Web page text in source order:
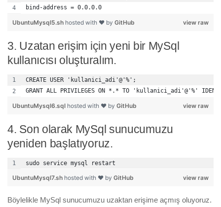
bind-address = 0.0.0.0
view raw
UbuntuMysql5.sh hosted with ❤ by GitHub
3. Uzatan erişim için yeni bir MySql
kullanıcısı oluşturalım.
CREATE USER 'kullanici_adi'@'%';
GRANT ALL PRIVILEGES ON *.* TO 'kullanici_adi'@'%'
view raw
UbuntuMysql6.sql hosted with ❤ by GitHub
4. Son olarak MySql sunucumuzu
yeniden başlatıyoruz.
sudo service mysql restart
view raw
UbuntuMysql7.sh hosted with ❤ by GitHub
Böylelikle MySql sunucumuzu uzaktan erişime açmış oluyoruz.